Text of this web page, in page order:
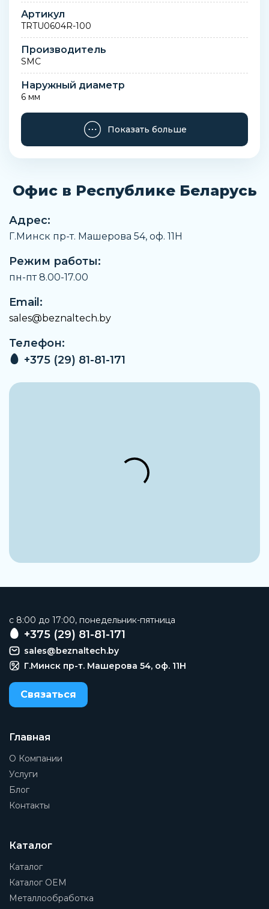
Артикул
TRTU0604R-100
Производитель
SMC
Наружный диаметр
6 мм
Внутренний диаметр
Цвет
Материал шланга
Рабочая среда
Сжатый воздух, вода
Наименование
Трубка
Показать больше
Офис в Республике Беларусь
Адрес:
Г.Минск пр-т. Машерова 54, оф. 11H
Режим работы:
пн-пт 8.00-17.00
Email:
sales@beznaltech.by
Телефон:
+375 (29) 81-81-171
c 8:00 до 17:00, понедельник-пятница
+375 (29) 81-81-171
sales@beznaltech.by
Г.Минск пр-т. Машерова 54, оф. 11H
Связаться
Главная
О Компании
Услуги
Блог
Контакты
Каталог
Каталог
Каталог OEM
Металлообработка